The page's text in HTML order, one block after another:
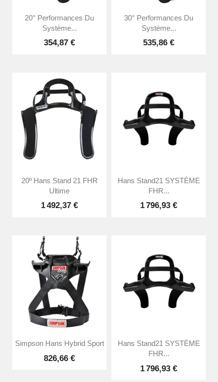
20° Performances Du
Système...
354,87 €
30° Performances Du
Système...
535,86 €
20º Hans Stand 21 FHR
Ultime
1 492,37 €
Hans Stand21 SYSTÈME
FHR...
1 796,93 €
Simpson Hans Hybrid Sport
826,66 €
Hans Stand21 SYSTÈME
FHR...
1 796,93 €